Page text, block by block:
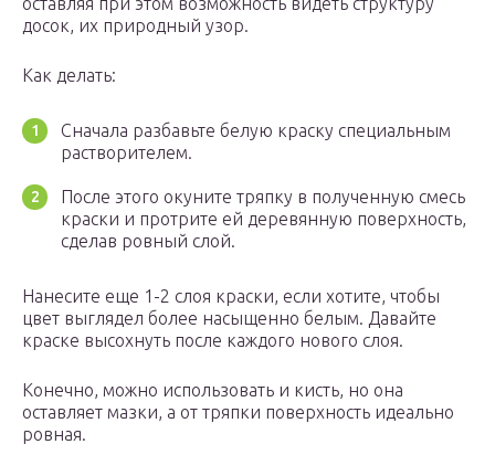
досок, их природный узор.
Как делать:
Сначала разбавьте белую краску специальным
растворителем.
После этого окуните тряпку в полученную смесь
краски и протрите ей деревянную поверхность,
сделав ровный слой.
Нанесите еще 1-2 слоя краски, если хотите, чтобы
цвет выглядел более насыщенно белым. Давайте
краске высохнуть после каждого нового слоя.
Конечно, можно использовать и кисть, но она
оставляет мазки, а от тряпки поверхность идеально
ровная.